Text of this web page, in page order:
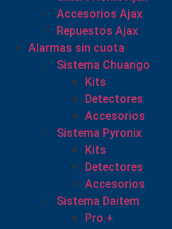
Accesorios Ajax
Repuestos Ajax
Alarmas sin cuota
Sistema Chuango
Kits
Detectores
Accesorios
Sistema Pyronix
Kits
Detectores
Accesorios
Sistema Daitem
Pro +